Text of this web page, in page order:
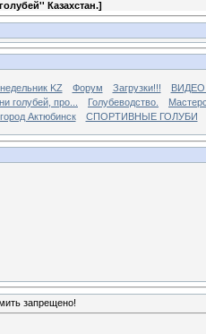
Казахстан.]
KZ Форум Загрузки!!!
голубей, про... Голубеводство.
город Актюбинск СПОРТИВНЫЕ ГОЛУБИ
запрещено!